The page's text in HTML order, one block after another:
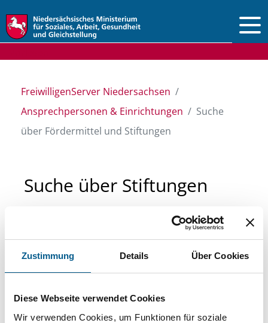
Zustimmung Details Über Cookies
Diese Webseite verwendet Cookies
Wir verwenden Cookies, um Funktionen für soziale
FreiwilligenServer Niedersachsen
Ansprechpersonen & Einrichtungen
Suche
über Fördermittel und Stiftungen
Suche über Stiftungen
Sie suchen finanzielle Unterstützung für ein
Projekt oder ein Vorhaben? Hier können Sie
direkt über unsere Fördermitteldatenbank und
Stiftungsdatenbank recherchieren. Bei der